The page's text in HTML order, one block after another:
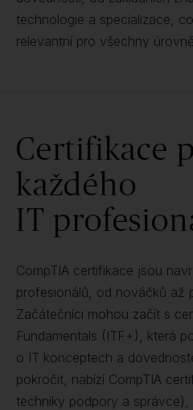
technologie a specializace,
relevantní pro všechny
Certifikace
každého
IT
CompTIA certifikace jsou
profesionálů, od nováčků až
Začátečníci mohou začít s
Fundamentals (ITF+), která
o IT konceptech a
pokročit, nabízí CompTIA
techniky podpory a